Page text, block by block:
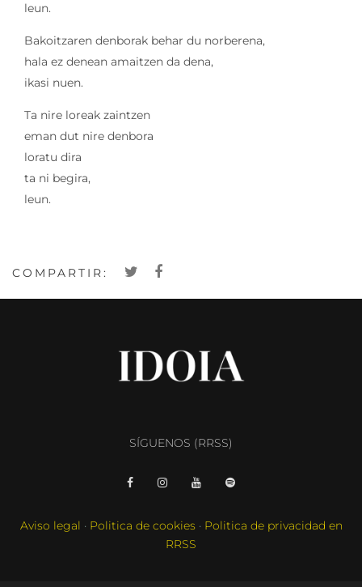
leun.
Bakoitzaren denborak behar du norberena,
hala ez denean amaitzen da dena,
ikasi nuen.
Ta nire loreak zaintzen
eman dut nire denbora
loratu dira
ta ni begira,
leun.
COMPARTIR:
SÍGUENOS (RRSS)
Aviso legal · Politica de cookies· Politica de privacidad en
RRSS